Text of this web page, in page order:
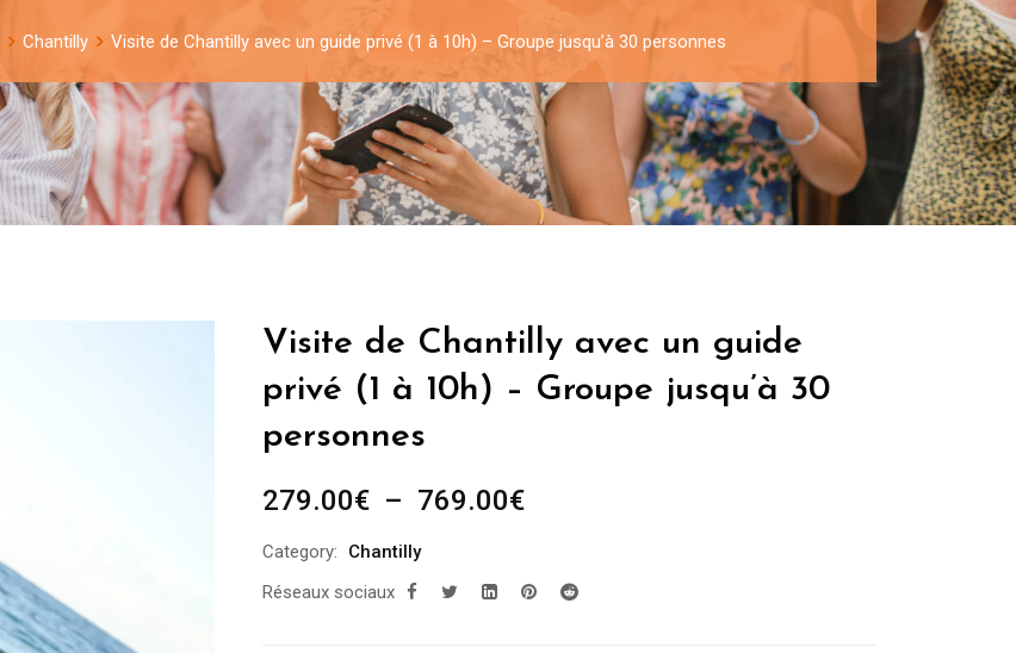
Chantilly Visite de Chantilly avec un guide privé (1 à 10h) – Groupe jusqu’à 30 personnes
Visite de Chantilly avec un guide
privé (1 à 10h) – Groupe jusqu’à 30
personnes
279.00€ – 769.00€Plage
279.00€
Category:
Chantilly
Réseaux sociaux